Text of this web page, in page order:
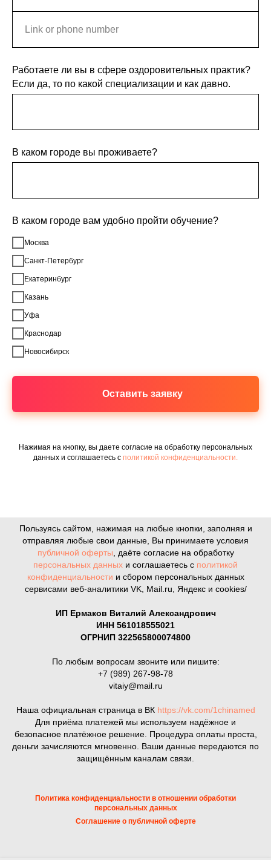
Работаете ли вы в сфере оздоровительных практик?
Если да, то по какой специализации и как давно.
В каком городе вы проживаете?
В каком городе вам удобно пройти обучение?
Москва
Санкт-Петербург
Екатеринбург
Казань
Уфа
Краснодар
Новосибирск
Оставить заявку
Нажимая на кнопку, вы даете согласие на обработку персональных
данных и соглашаетесь c политикой конфиденциальности.
Пользуясь сайтом, нажимая на любые кнопки, заполняя и
отправляя любые свои данные, Вы принимаете условия
публичной оферты , даёте согласие на обработку
персональных данных и соглашаетесь с политикой
конфиденциальности и сбором персональных данных
сервисами веб-аналитики VK, Mail.ru, Яндекс и cookies/
ИП Ермаков Виталий Александрович
ИНН 561018555021
ОГРНИП 322565800074800
По любым вопросам звоните или пишите:
+7 (989) 267-98-78
vitaiy@mail.ru
Наша официальная страница в ВК https://vk.com/1chinamed
Для приёма платежей мы используем надёжное и
безопасное платёжное решение. Процедура оплаты проста,
деньги зачисляются мгновенно. Ваши данные передаются по
защищённым каналам связи.
Политика конфиденциальности в отношении обработки
персональных данных
Соглашение о публичной оферте